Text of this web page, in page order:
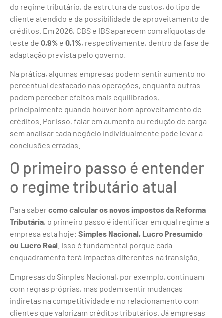
do regime tributário, da estrutura de custos, do tipo de
cliente atendido e da possibilidade de aproveitamento de
créditos. Em 2026, CBS e IBS aparecem com alíquotas de
teste de 0,9% e 0,1%, respectivamente, dentro da fase de
adaptação prevista pelo governo.
Na prática, algumas empresas podem sentir aumento no
percentual destacado nas operações, enquanto outras
podem perceber efeitos mais equilibrados,
principalmente quando houver bom aproveitamento de
créditos. Por isso, falar em aumento ou redução de carga
sem analisar cada negócio individualmente pode levar a
conclusões erradas.
O primeiro passo é entender
o regime tributário atual
Para sabercomo calcular os novos impostos da Reforma
Tributária, o primeiro passo é identificar em qual regime a
empresa está hoje: Simples Nacional, Lucro Presumido
ou Lucro Real . Isso é fundamental porque cada
enquadramento terá impactos diferentes na transição.
Empresas do Simples Nacional, por exemplo, continuam
com regras próprias, mas podem sentir mudanças
indiretas na competitividade e no relacionamento com
clientes que valorizam créditos tributários. Já empresas